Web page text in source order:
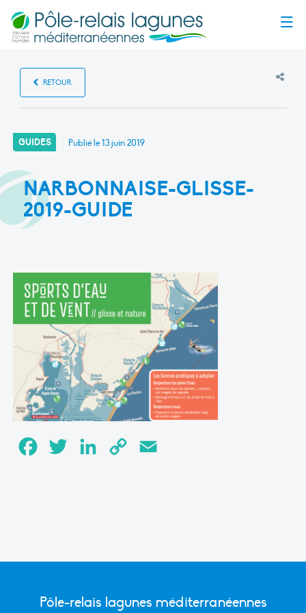
RETOUR
GUIDES Publié le13 juin 2019
NARBONNAISE-GLISSE-
2019-GUIDE
FacebookTwitter LinkedInCopy
Pôle-relais lagunes méditerranéennes